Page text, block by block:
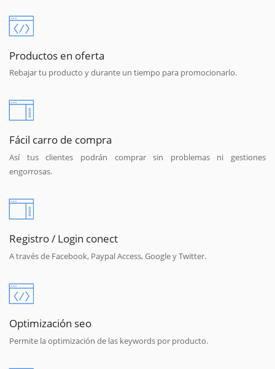
Productos en oferta
Rebajar tu producto y durante un tiempo para promocionarlo.
Fácil carro de compra
Así tus clientes podrán comprar sin problemas ni gestiones
engorrosas.
Registro / Login conect
A través de Facebook, Paypal Access, Google y Twitter.
Optimización seo
Permite la optimización de las keywords por producto.